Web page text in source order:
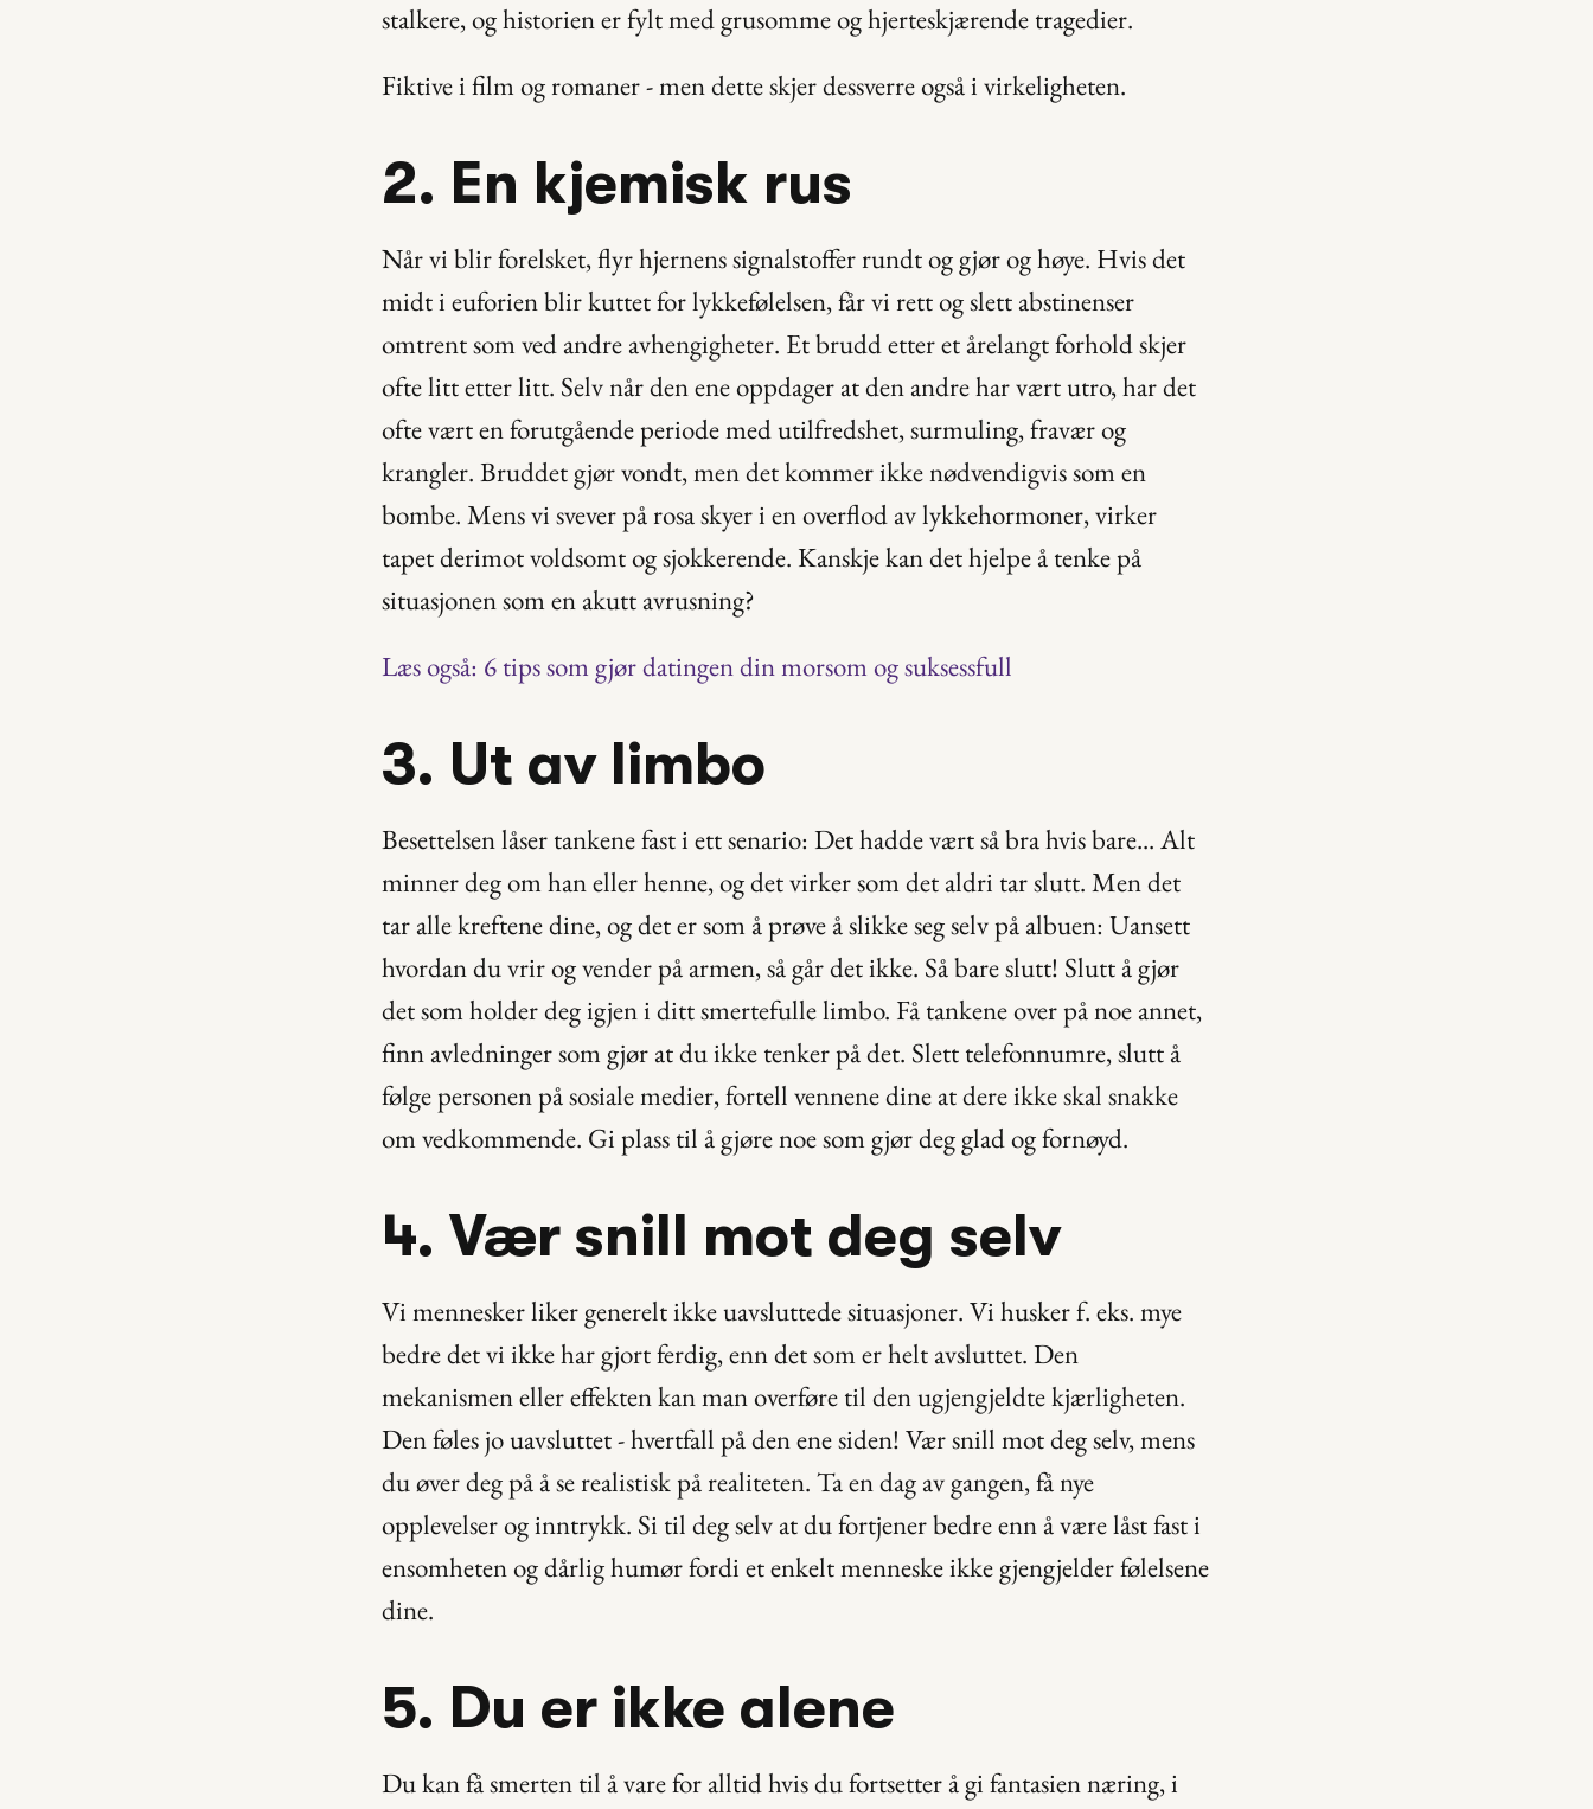
stalkere, og historien er fylt med grusomme og hjerteskjærende tragedier.
Fiktive i film og romaner - men dette skjer dessverre også i virkeligheten.
2. En kjemisk rus
Når vi blir forelsket, flyr hjernens signalstoffer rundt og gjør og høye. Hvis det
midt i euforien blir kuttet for lykkefølelsen, får vi rett og slett abstinenser
omtrent som ved andre avhengigheter. Et brudd etter et årelangt forhold skjer
ofte litt etter litt. Selv når den ene oppdager at den andre har vært utro, har det
ofte vært en forutgående periode med utilfredshet, surmuling, fravær og
krangler. Bruddet gjør vondt, men det kommer ikke nødvendigvis som en
bombe. Mens vi svever på rosa skyer i en overflod av lykkehormoner, virker
tapet derimot voldsomt og sjokkerende. Kanskje kan det hjelpe å tenke på
situasjonen som en akutt avrusning?
Læs også: 6 tips som gjør datingen din morsom og suksessfull
3. Ut av limbo
Besettelsen låser tankene fast i ett senario: Det hadde vært så bra hvis bare... Alt
minner deg om han eller henne, og det virker som det aldri tar slutt. Men det
tar alle kreftene dine, og det er som å prøve å slikke seg selv på albuen: Uansett
hvordan du vrir og vender på armen, så går det ikke. Så bare slutt! Slutt å gjør
det som holder deg igjen i ditt smertefulle limbo. Få tankene over på noe annet,
finn avledninger som gjør at du ikke tenker på det. Slett telefonnumre, slutt å
følge personen på sosiale medier, fortell vennene dine at dere ikke skal snakke
om vedkommende. Gi plass til å gjøre noe som gjør deg glad og fornøyd.
4. Vær snill mot deg selv
Vi mennesker liker generelt ikke uavsluttede situasjoner. Vi husker f. eks. mye
bedre det vi ikke har gjort ferdig, enn det som er helt avsluttet. Den
mekanismen eller effekten kan man overføre til den ugjengjeldte kjærligheten.
Den føles jo uavsluttet - hvertfall på den ene siden! Vær snill mot deg selv, mens
du øver deg på å se realistisk på realiteten. Ta en dag av gangen, få nye
opplevelser og inntrykk. Si til deg selv at du fortjener bedre enn å være låst fast i
ensomheten og dårlig humør fordi et enkelt menneske ikke gjengjelder følelsene
dine.
5. Du er ikke alene
Du kan få smerten til å vare for alltid hvis du fortsetter å gi fantasien næring, i